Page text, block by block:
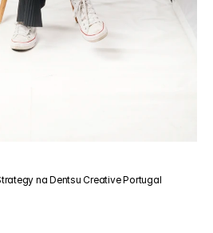
na Dentsu Creative Portugal